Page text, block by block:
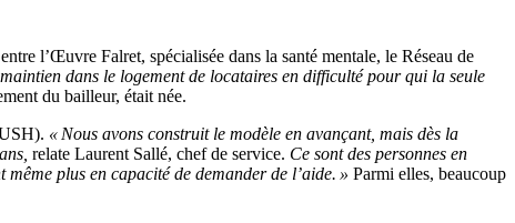
l’Œuvre Falret, spécialisée dans la santé mentale, le Réseau de
dans le logement de locataires en difficulté pour qui la seule
du bailleur, était née.
« Nous avons construit le modèle en avançant, mais dès la
relate Laurent Sallé, chef de service. Ce sont des personnes en
plus en capacité de demander de l’aide. » Parmi elles, beaucoup